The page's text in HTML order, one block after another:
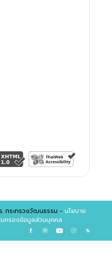
กระทรวงวัฒนธรรม - นโยบาย
ครองข้อมูลส่วนบุคคล